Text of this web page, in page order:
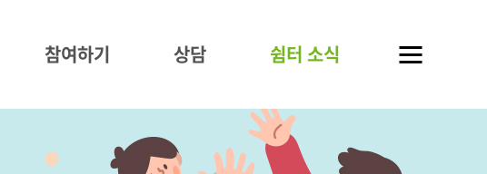
참여하기 상담 쉼터 소식